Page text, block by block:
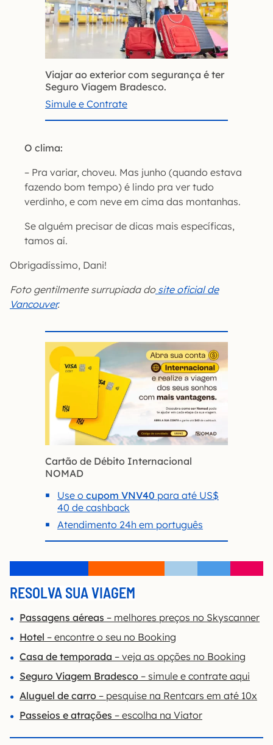
Viajar ao exterior com segurança é ter
Seguro Viagem Bradesco.
Simule e Contrate
O clima:
– Pra variar, choveu. Mas junho (quando estava
fazendo bom tempo) é lindo pra ver tudo
verdinho, e com neve em cima das montanhas.
Se alguém precisar de dicas mais específicas,
tamos aí.
Obrigadíssimo, Dani!
Foto gentilmente surrupiada dosite oficial de
Vancouver.
Cartão de Débito Internacional
NOMAD
Use o cupom VNV40 para até US$
40 de cashback
Atendimento 24h em português
RESOLVA SUA VIAGEM
Passagens aéreas – melhores preços no Skyscanner
Hotel – encontre o seu no Booking
Casa de temporada – veja as opções no Booking
Seguro Viagem Bradesco – simule e contrate aqui
Aluguel de carro – pesquise na Rentcars em até 10x
Passeios e atrações – escolha na Viator